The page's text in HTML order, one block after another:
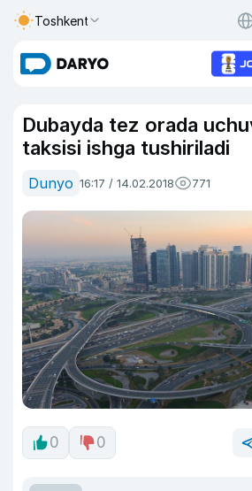
Toshkent
Dubayda tez orada
taksisi ishga tushiriladi
Dunyo 16:17 / 14.02.2018 771
0 0